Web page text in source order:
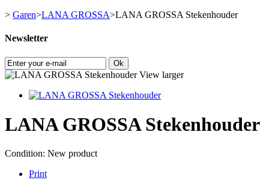
> Garen>LANA GROSSA>LANA GROSSA Stekenhouder
Newsletter
Ok
View larger
LANA GROSSA Stekenhouder
Condition: New product
Print